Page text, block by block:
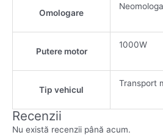
Omologare
Putere motor
1000W
Tip vehicul
Transport
Recenzii
Nu există recenzii până acum.